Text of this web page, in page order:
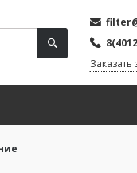
Заказать